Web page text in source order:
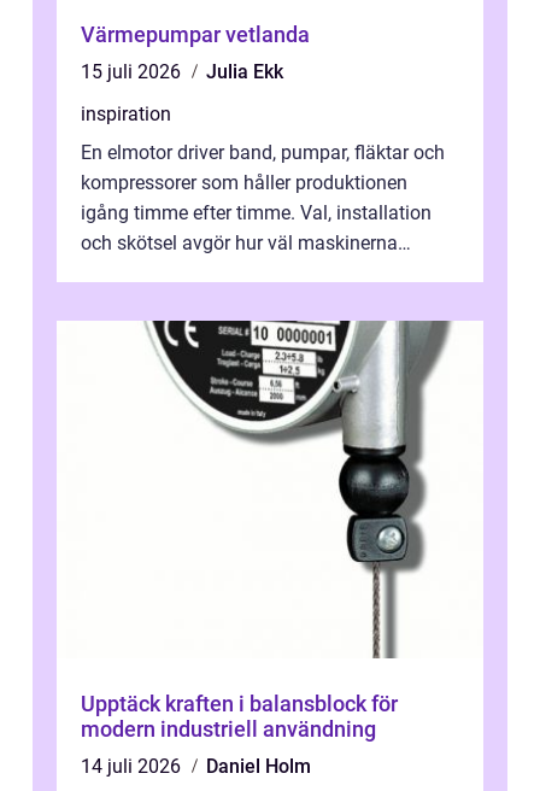
Värmepumpar vetlanda
15 juli 2026
Julia Ekk
inspiration
En elmotor driver band, pumpar, fläktar och
kompressorer som håller produktionen
igång timme efter timme. Val, installation
och skötsel avgör hur väl maskinerna
Upptäck kraften i balansblock för
modern industriell användning
14 juli 2026 Daniel Holm